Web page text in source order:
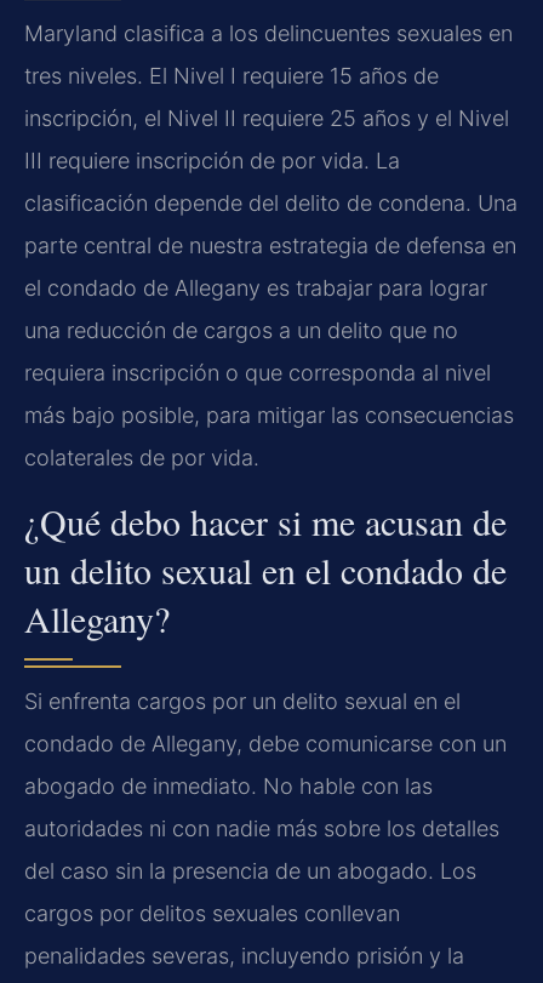
Maryland clasifica a los delincuentes sexuales en
tres niveles. El Nivel I requiere 15 años de
inscripción, el Nivel II requiere 25 años y el Nivel
III requiere inscripción de por vida. La
clasificación depende del delito de condena. Una
parte central de nuestra estrategia de defensa en
el condado de Allegany es trabajar para lograr
una reducción de cargos a un delito que no
requiera inscripción o que corresponda al nivel
más bajo posible, para mitigar las consecuencias
colaterales de por vida.
¿Qué debo hacer si me acusan de
un delito sexual en el condado de
Allegany?
Si enfrenta cargos por un delito sexual en el
condado de Allegany, debe comunicarse con un
abogado de inmediato. No hable con las
autoridades ni con nadie más sobre los detalles
del caso sin la presencia de un abogado. Los
cargos por delitos sexuales conllevan
penalidades severas, incluyendo prisión y la